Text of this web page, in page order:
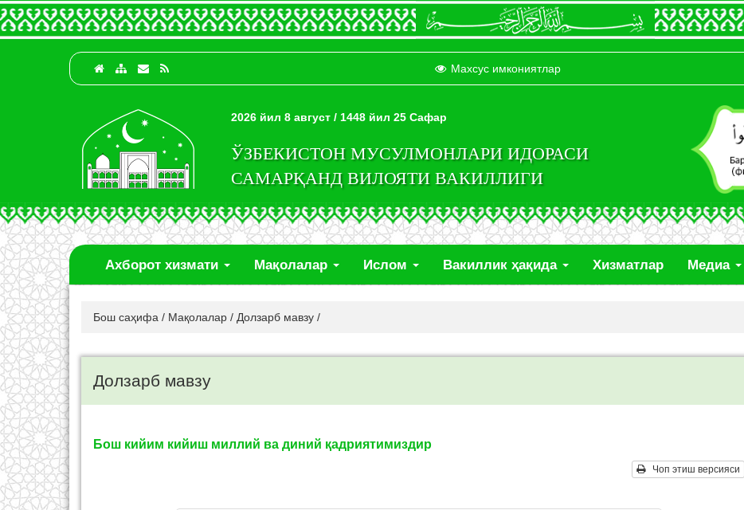
Махсус имкониятлар
2026 йил 8 август / 1448 йил 25 Сафар
ЎЗБЕКИСТОН МУСУЛМОНЛАРИ ИДОРАСИ
САМАРҚАНД ВИЛОЯТИ ВАКИЛЛИГИ
Ахборот хизмати Мақолалар Ислом Вакиллик ҳақида Хизматлар Медиа
Бош саҳифа / Мақолалар / Долзарб мавзу /
Долзарб мавзу
Бош кийим кийиш миллий ва диний қадриятимиздир
Чоп этиш версияси